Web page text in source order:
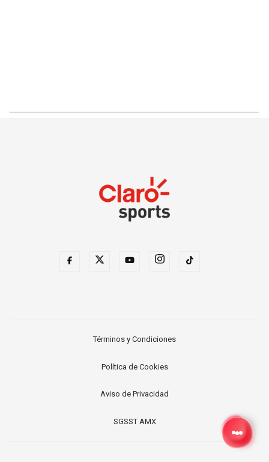
Términos y Condiciones
Política de Cookies
Aviso de Privacidad
SGSST AMX